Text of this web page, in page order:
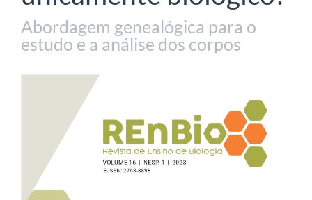
Abordagem genealógica para o
estudo e a análise dos corpos
lateral
artigos